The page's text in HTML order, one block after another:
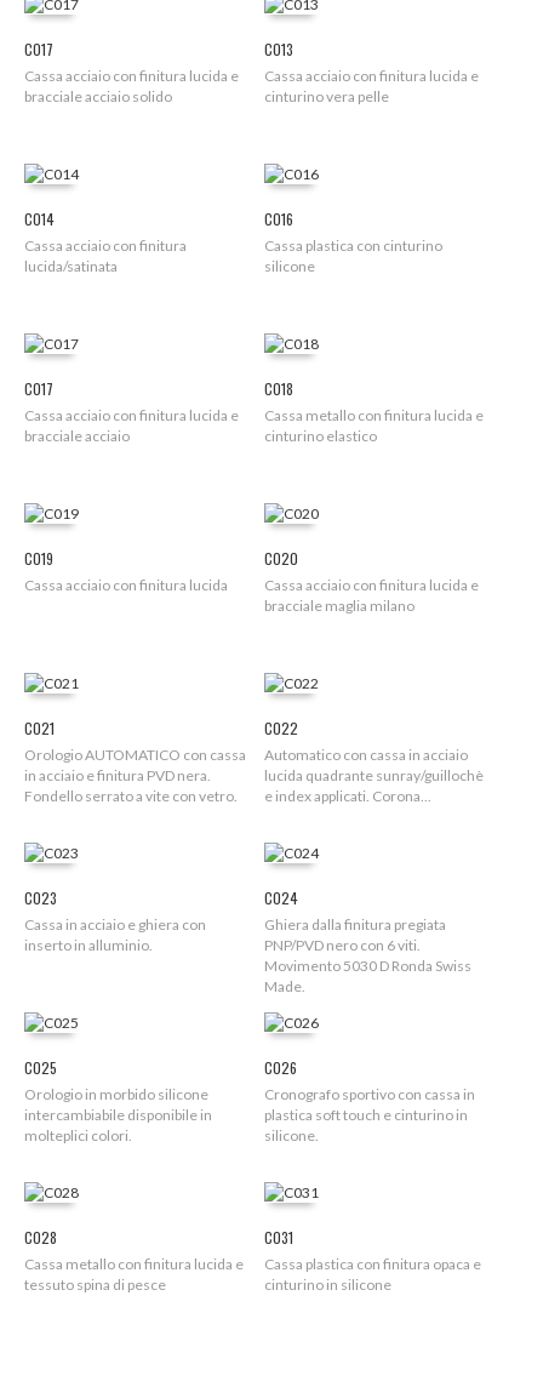
C017
Cassa acciaio con finitura lucida e
bracciale acciaio solido
C013
Cassa acciaio con finitura lucida e
cinturino vera pelle
C014
Cassa acciaio con finitura
lucida/satinata
C016
Cassa plastica con cinturino
silicone
C017
Cassa acciaio con finitura lucida e
bracciale acciaio
C018
Cassa metallo con finitura lucida e
cinturino elastico
C019
Cassa acciaio con finitura lucida
C020
Cassa acciaio con finitura lucida e
bracciale maglia milano
C021
Orologio AUTOMATICO con cassa
in acciaio e finitura PVD nera.
Fondello serrato a vite con vetro.
C022
Automatico con cassa in acciaio
lucida quadrante sunray/guillochè
e index applicati. Corona...
C023
Cassa in acciaio e ghiera con
inserto in alluminio.
C024
Ghiera dalla finitura pregiata
PNP/PVD nero con 6 viti.
Movimento 5030 D Ronda Swiss
Made.
C025
Orologio in morbido silicone
intercambiabile disponibile in
molteplici colori.
C026
Cronografo sportivo con cassa in
plastica soft touch e cinturino in
silicone.
C028
Cassa metallo con finitura lucida e
tessuto spina di pesce
C031
Cassa plastica con finitura opaca e
cinturino in silicone